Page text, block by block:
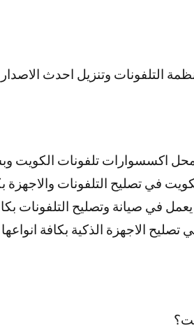
التلفونات وتنزيل احدث
اكسسوارات تلفونات الكويت
في تصليح التلفونات والاجهزة
في صيانة وتصليح التلفونات
الاجهزة الذكية بكافة انواعها